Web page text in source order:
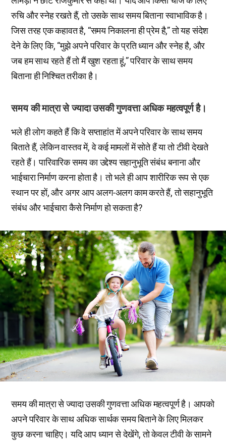
रुचि और स्नेह रखते हैं, तो उसके साथ समय बिताना स्वाभाविक है।
जिस तरह एक कहावत है, “समय निकालना ही प्रेम है,” तो यह संदेश
देने के लिए कि, “मुझे अपने परिवार के प्रति ध्यान और स्नेह है, और
जब हम साथ रहते हैं तो मैं खुश रहता हूं,” परिवार के साथ समय
बिताना ही निश्चित तरीका है।
समय की मात्रा से ज्यादा उसकी गुणवत्ता अधिक महत्वपूर्ण है।
भले ही लोग कहते हैं कि वे सप्ताहांत में अपने परिवार के साथ समय
बिताते हैं, लेकिन वास्तव में, वे कई मामलों में सोते हैं या तो टीवी देखते
रहते हैं। पारिवारिक समय का उद्देश्य सहानुभूति संबंध बनाना और
भाईचारा निर्माण करना होता है। तो भले ही आप शारीरिक रूप से एक
स्थान पर हों, और अगर आप अलग-अलग काम करते हैं, तो सहानुभूति
संबंध और भाईचारा कैसे निर्माण हो सकता है?
समय की मात्रा से ज्यादा उसकी गुणवत्ता अधिक महत्वपूर्ण है। आपको
अपने परिवार के साथ अधिक सार्थक समय बिताने के लिए मिलकर
कुछ करना चाहिए। यदि आप ध्यान से देखेंगे, तो केवल टीवी के सामने